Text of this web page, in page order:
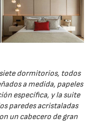
dormitorios, todos
a medida, papeles
específica, y la suite
paredes acristaladas
un cabecero de gran